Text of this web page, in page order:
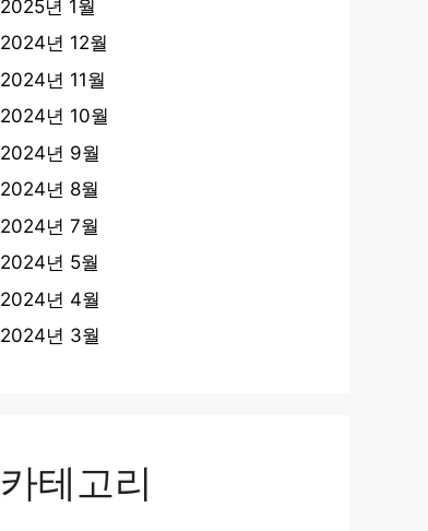
2025년 1월
2024년 12월
2024년 11월
2024년 10월
2024년 9월
2024년 8월
2024년 7월
2024년 5월
2024년 4월
2024년 3월
카테고리